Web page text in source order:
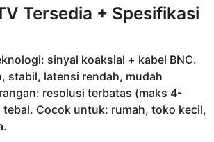
Tersedia + Spesifikasi
sinyal koaksial + kabel BNC.
stabil, latensi rendah, mudah
resolusi terbatas (maks 4-
tebal. Cocok untuk: rumah, toko kecil,